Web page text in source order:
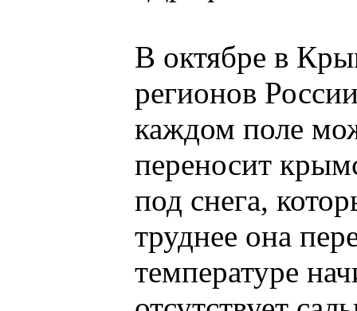
В октябре в
регионов
каждом поле
переносит
под снега,
труднее она
температуре